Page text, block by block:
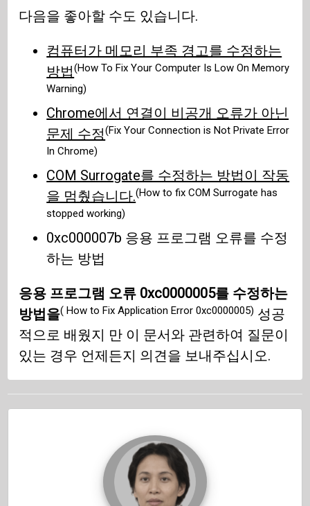
다음을 좋아할 수도 있습니다.
컴퓨터가 메모리 부족 경고를 수정하는
방법(How To Fix Your Computer Is Low On Memory
Warning)
Chrome에서 연결이 비공개 오류가 아닌
문제 수정(Fix Your Connection is Not Private Error
In Chrome)
COM Surrogate를 수정하는 방법이 작동
을 멈췄습니다.(How to fix COM Surrogate has
stopped working)
0xc000007b 응용 프로그램 오류를 수정
하는 방법
응용 프로그램 오류 0xc0000005를 수정하는
방법을( How to Fix Application Error 0xc0000005) 성공
적으로 배웠지 만 이 문서와 관련하여 질문이
있는 경우 언제든지 의견을 보내주십시오.